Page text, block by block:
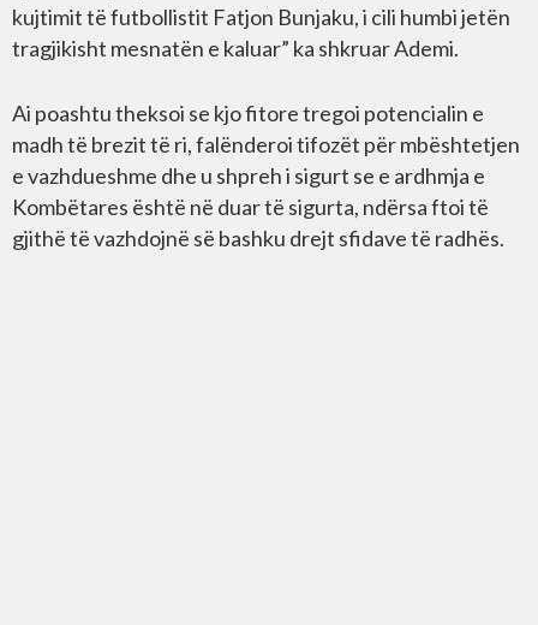
kujtimit të futbollistit Fatjon Bunjaku, i cili humbi jetën
tragjikisht mesnatën e kaluar” ka shkruar Ademi.
Ai poashtu theksoi se kjo fitore tregoi potencialin e
madh të brezit të ri, falënderoi tifozët për mbështetjen
e vazhdueshme dhe u shpreh i sigurt se e ardhmja e
Kombëtares është në duar të sigurta, ndërsa ftoi të
gjithë të vazhdojnë së bashku drejt sfidave të radhës.